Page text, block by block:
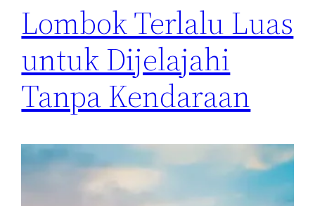
Lombok Terlalu Luas
untuk Dijelajahi
Tanpa Kendaraan